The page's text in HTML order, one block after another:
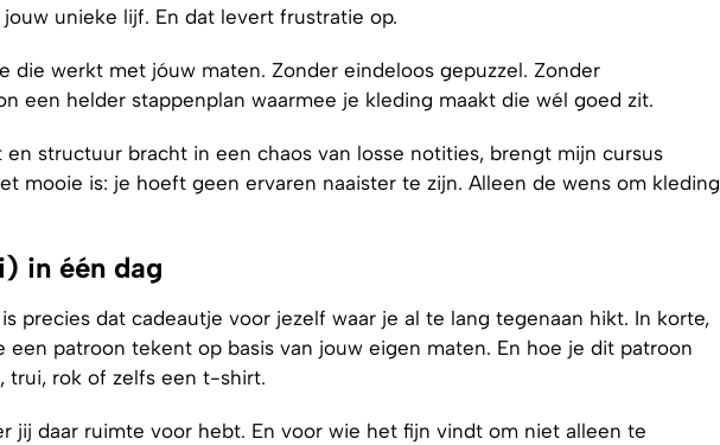
unieke lijf. En dat levert frustratie op.
die werkt met jóuw maten. Zonder eindeloos gepuzzel. Zonder
een helder stappenplan waarmee je kleding maakt die wél goed zit.
structuur bracht in een chaos van losse notities, brengt mijn cursus
mooie is: je hoeft geen ervaren naaister te zijn. Alleen de wens om kleding
in één dag
is precies dat cadeautje voor jezelf waar je al te lang tegenaan hikt. In korte,
een patroon tekent op basis van jouw eigen maten. En hoe je dit patroon
trui, rok of zelfs een t-shirt.
jij daar ruimte voor hebt. En voor wie het fijn vindt om niet alleen te